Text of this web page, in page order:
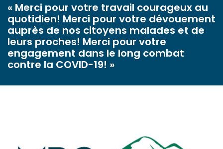
« Merci pour votre travail courageux au
quotidien! Merci pour votre dévouement
auprès de nos citoyens malades et de
leurs proches! Merci pour votre
engagement dans le long combat
contre la COVID-19! »